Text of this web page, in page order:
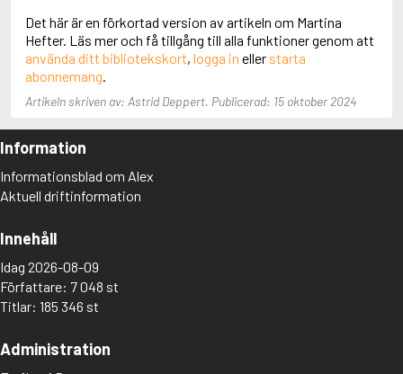
Acker, Kathy
Ackroyd, Peter
Adam de la Halle
Adamov, Arthur
Adams, Douglas
Adams, Jane
Adams, Richard
Adbåge, Emma
Adbåge, Lisen
Adelborg, Ottilia
Adiga, Aravind
Adlerbeth, Gudmund Jöran
Adnan, Etel
Adolfsson, Eva
Adolfsson, Gunnar
Det här är en förkortad version av artikeln om Martina
Hefter. Läs mer och få tillgång till alla funktioner genom att
använda ditt bibliotekskort, logga in eller starta
abonnemang.
Artikeln skriven av: Astrid Deppert. Publicerad: 15 oktober 2024
Information
Informationsblad om Alex
Aktuell driftinformation
Innehåll
Idag 2026-08-09
Författare: 7 048 st
Titlar: 185 346 st
Administration